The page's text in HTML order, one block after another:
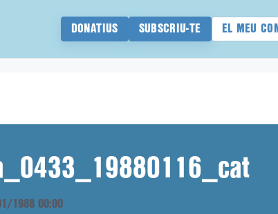
DONATIUS SUBSCRIU-TE EL MEU
1988 00:00